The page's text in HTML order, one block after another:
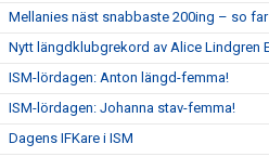
Mellanies näst snabbaste 200ing – so far
Nytt längdklubgrekord av Alice Lindgren
ISM-lördagen: Anton längd-femma!
ISM-lördagen: Johanna stav-femma!
Dagens IFKare i ISM